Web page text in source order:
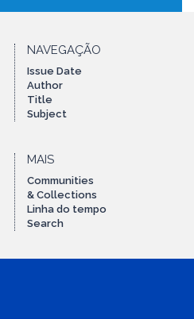
NAVEGAÇÃO
Issue Date
Author
Title
Subject
MAIS
Communities
& Collections
Linha do tempo
Search